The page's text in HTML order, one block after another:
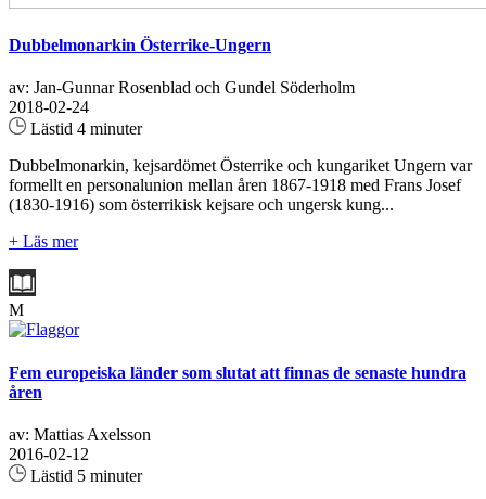
Dubbelmonarkin Österrike-Ungern
av: Jan-Gunnar Rosenblad och Gundel Söderholm
2018-02-24
Lästid 4 minuter
Dubbelmonarkin, kejsardömet Österrike och kungariket Ungern var
formellt en personalunion mellan åren 1867-1918 med Frans Josef
(1830-1916) som österrikisk kejsare och ungersk kung...
+ Läs mer
M
Fem europeiska länder som slutat att finnas de senaste hundra
åren
av: Mattias Axelsson
2016-02-12
Lästid 5 minuter